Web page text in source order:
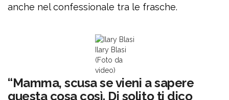
anche nel confessionale tra le frasche.
Ilary Blasi
(Foto da
video)
“Mamma, scusa se vieni a sapere
questa cosa così. Di solito ti dico